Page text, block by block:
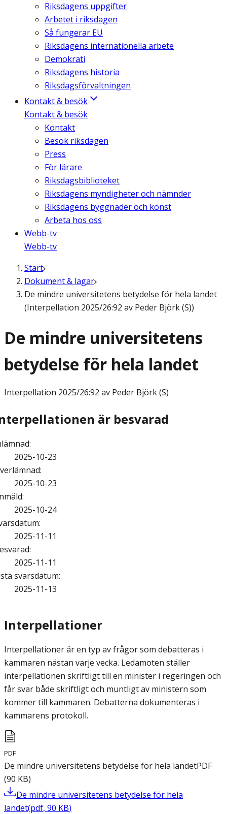
Riksdagens uppgifter
Arbetet i riksdagen
Så fungerar EU
Riksdagens internationella arbete
Demokrati
Riksdagens historia
Riksdagsförvaltningen
Kontakt & besök
Kontakt & besök
Kontakt
Besök riksdagen
Press
För lärare
Riksdagsbiblioteket
Riksdagens myndigheter och nämnder
Riksdagens byggnader och konst
Arbeta hos oss
Webb-tv
Webb-tv
Start
Dokument & lagar
De mindre universitetens betydelse för hela landet
(Interpellation 2025/26:92 av Peder Björk (S))
De mindre universitetens
betydelse för hela landet
Interpellation 2025/26:92 av Peder Björk (S)
är besvarad
:
2025-10-23
:
2025-10-23
:
2025-10-24
:
2025-11-11
:
2025-11-11
svarsdatum:
2025-11-13
Interpellationer
Interpellationer är en typ av frågor som debatteras i
kammaren nästan varje vecka. Ledamoten ställer
interpellationen skriftligt till en minister i regeringen och
får svar både skriftligt och muntligt av ministern som
kommer till kammaren. Debatterna dokumenteras i
kammarens protokoll.
PDF
De mindre universitetens betydelse för hela landetPDF
(90 KB)
De mindre universitetens betydelse för hela
landet(pdf, 90 KB)